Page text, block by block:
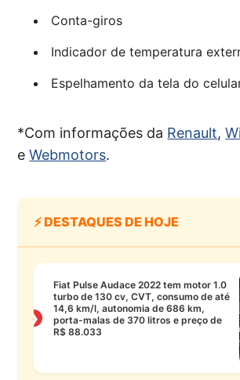
Conta-giros
Indicador de temperatura
Espelhamento da tela do
*Com informações da Renault,
eWebmotors.
⚡ DESTAQUES DE HOJE
❯
Fiat Pulse Audace 2022 tem motor 1.0
turbo de 130 cv, CVT, consumo de até
14,6 km/l, autonomia de 686 km,
porta-malas de 370 litros e preço de
R$ 88.033